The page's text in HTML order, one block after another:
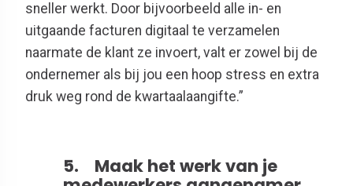
sneller werkt. Door bijvoorbeeld alle in- en
uitgaande facturen digitaal te verzamelen
naarmate de klant ze invoert, valt er zowel bij de
ondernemer als bij jou een hoop stress en extra
druk weg rond de kwartaalaangifte.”
5. Maak het werk van je